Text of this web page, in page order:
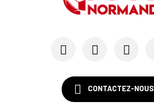
CONTACTEZ-NOUS